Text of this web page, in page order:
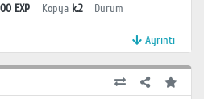
EXP Kopya k.2
Durum
Ayrıntı